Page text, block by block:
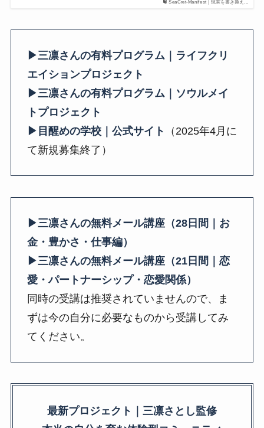
SeaCret-Manifest｜現実を書き換え…
▶三凛さんの有料プログラム｜ライフクリ
エイションプロジェクト
▶三凛さんの有料プログラム｜ソウルメイ
トプロジェクト
▶目醒めの学校｜公式サイト
（2025年4月に
て新規募集終了）
▶三凛さんの無料メール講座（28日間｜お
金・豊かさ・仕事編）
▶三凛さんの無料メール講座（21日間｜恋
愛・パートナーシップ・恋愛関係）
同時の受講は推奨されていませんので、ま
ずは今の自分に必要なものから受講してみ
てください。
最新プロジェクト｜三凛さとし監修